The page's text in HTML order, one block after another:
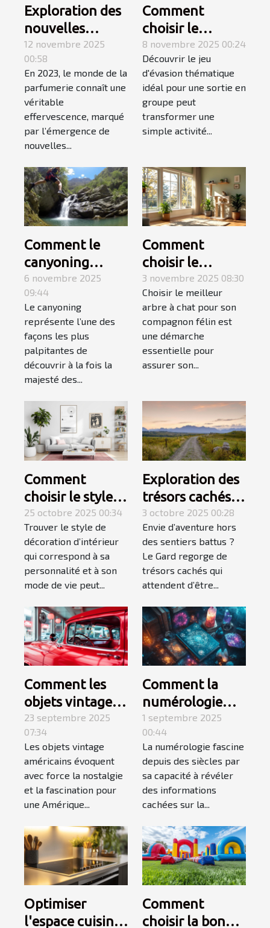
Exploration des
nouvelles
tendances des
parfums en
2023
12 novembre 2025
00:58
En 2023, le monde de la
parfumerie connaît une
véritable
effervescence, marqué
par l’émergence de
nouvelles...
Comment
choisir le
meilleur jeu
d'évasion
thématique
pour une sortie
en groupe ?
8 novembre 2025 00:24
Découvrir le jeu
d'évasion thématique
idéal pour une sortie en
groupe peut
transformer une
simple activité...
Comment le
canyoning
fusionne
montagne et
mer pour une
aventure
inoubliable ?
6 novembre 2025
09:44
Le canyoning
représente l’une des
façons les plus
palpitantes de
découvrir à la fois la
majesté des...
Comment
choisir le
meilleur arbre à
chat pour votre
compagnon ?
3 novembre 2025 08:30
Choisir le meilleur
arbre à chat pour son
compagnon félin est
une démarche
essentielle pour
assurer son...
Comment
choisir le style
de décoration
d'intérieur qui
vous correspond
?
25 octobre 2025 00:34
Trouver le style de
décoration d’intérieur
qui correspond à sa
personnalité et à son
mode de vie peut...
Exploration des
trésors cachés
du Gard :
itinéraires
méconnus ?
3 octobre 2025 00:28
Envie d’aventure hors
des sentiers battus ?
Le Gard regorge de
trésors cachés qui
attendent d’être...
Comment les
objets vintage
américains
capturent-ils
l'essence d'une
époque révolue
?
23 septembre 2025
07:34
Les objets vintage
américains évoquent
avec force la nostalgie
et la fascination pour
une Amérique...
Comment la
numérologie
influence-t-elle
votre chemin de
vie ?
1 septembre 2025
00:44
La numérologie fascine
depuis des siècles par
sa capacité à révéler
des informations
cachées sur la...
Optimiser
l'espace cuisine
Comment
choisir la bonne